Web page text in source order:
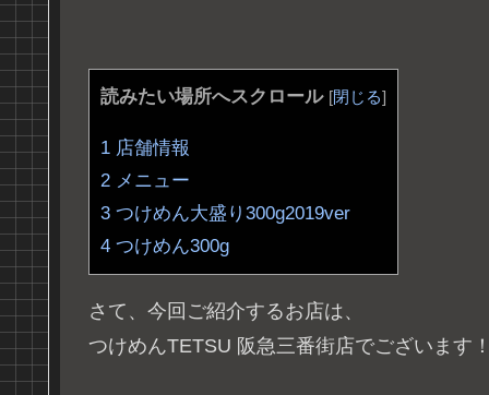
読みたい場所へスクロール [閉じる]
1 店舗情報
2 メニュー
3 つけめん大盛り300g2019ver
4 つけめん300g
さて、今回ご紹介するお店は、
つけめんTETSU 阪急三番街店でございます